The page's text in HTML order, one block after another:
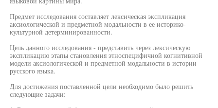
Предмет исследования составляет лексическая экспликация
аксиологической и предметной модальности в ее историко-
культурной детерминированности.
Цель данного исследования - представить через лексическую
экспликацию этапы становления этноспецифичной когнитивной
модели аксиологической и предметной модальности в истории
русского языка.
Для достижения поставленной цели необходимо было решить
следующие задачи: